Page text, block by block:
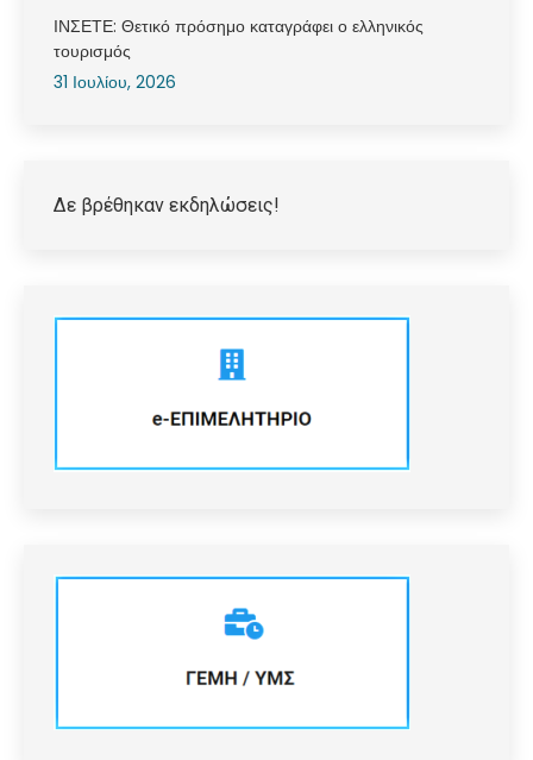
ΙΝΣΕΤΕ: Θετικό πρόσημο καταγράφει ο ελληνικός
τουρισμός
31 Ιουλίου, 2026
Δε βρέθηκαν εκδηλώσεις!